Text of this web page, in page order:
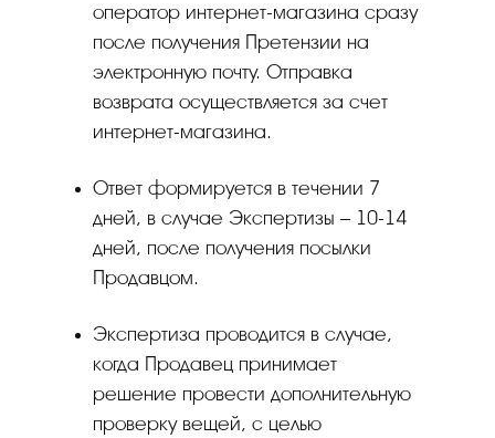
оператор интернет-магазина сразу
после получения Претензии на
электронную почту. Отправка
возврата осуществляется за счет
интернет-магазина.
Ответ формируется в течении 7
дней, в случае Экспертизы – 10-14
дней, после получения посылки
Продавцом.
Экспертиза проводится в случае,
когда Продавец принимает
решение провести дополнительную
проверку вещей, с целью